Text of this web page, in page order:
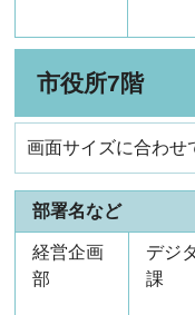
市役所7階
画面サイズに合わせ
部署名など
経営企画
部
デジ
課